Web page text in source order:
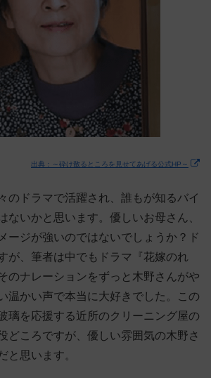
出典：～砕け散るところを見せてあげる公式HP～
のドラマで活躍され、誰もが知るバイ
ないかと思います。優しいお母さん、
ージが強いのではないでしょうか？ド
が、筆者は中でもドラマ『花嫁のれ
のナレーションをずっと木野さんがや
温かい声で本当に大好きでした。この
璃を応援する近所のクリーニング屋の
どころですが、優しい雰囲気の木野さ
と思います。